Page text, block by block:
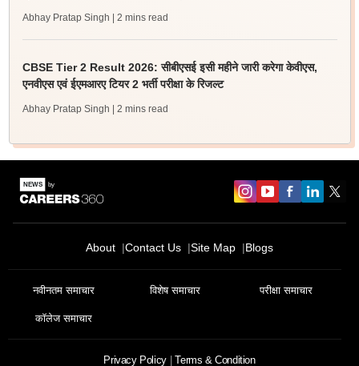
Abhay Pratap Singh | 2 mins read
CBSE Tier 2 Result 2026: सीबीएसई इसी महीने जारी करेगा केवीएस,
एनवीएस एवं ईएमआरए टियर 2 भर्ती परीक्षा के रिजल्ट
Abhay Pratap Singh | 2 mins read
About Contact Us Site Map Blogs
नवीनतम समाचार विशेष समाचार परीक्षा समाचार
कॉलेज समाचार
Privacy Policy Terms & Condition